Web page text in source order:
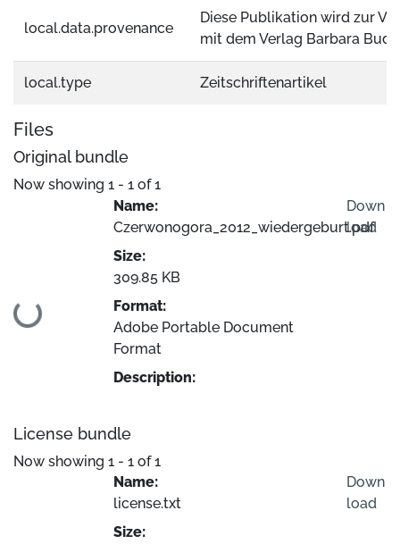
local.data.provenance
Diese Publikation wird zur
mit dem Verlag Barbara
local.type Zeitschriftenartikel
Files
Original bundle
Now showing 1 - 1 of 1
Loading...
Name:
Czerwonogora_2012_wiedergeburt.pdf
Size:
309.85 KB
Format:
Adobe Portable Document
Format
Description:
Down
load
License bundle
Now showing 1 - 1 of 1
Name:
license.txt
Size:
Down
load